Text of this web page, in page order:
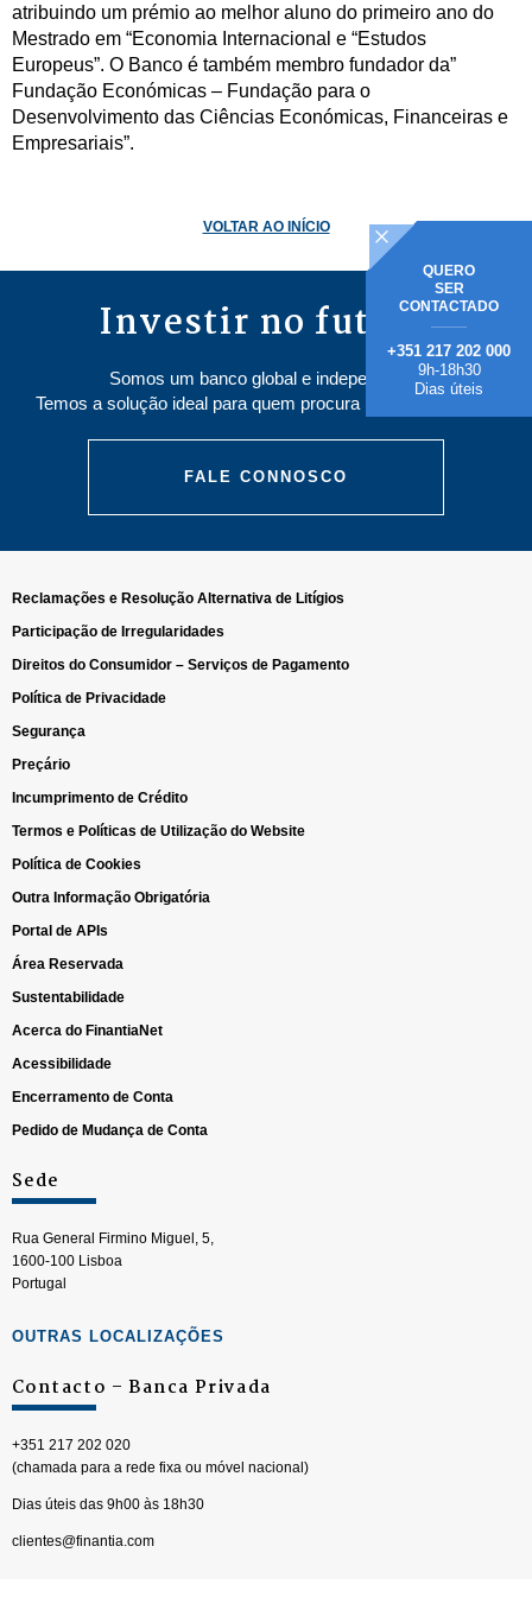
atribuindo um prémio ao melhor aluno do primeiro ano do
Mestrado em “Economia Internacional e “Estudos
Europeus”. O Banco é também membro fundador da”
Fundação Económicas – Fundação para o
Desenvolvimento das Ciências Económicas, Financeiras e
Empresariais”.
VOLTAR AO INÍCIO
Investir no futuro
Somos um banco global e independente.
Temos a solução ideal para quem procura poupar e investir.
FALE CONNOSCO
QUERO
SER
CONTACTADO
+351 217 202 000
9h-18h30
Dias úteis
Reclamações e Resolução Alternativa de Litígios
Participação de Irregularidades
Direitos do Consumidor – Serviços de Pagamento
Política de Privacidade
Segurança
Preçário
Incumprimento de Crédito
Termos e Políticas de Utilização do Website
Política de Cookies
Outra Informação Obrigatória
Portal de APIs
Área Reservada
Sustentabilidade
Acerca do FinantiaNet
Acessibilidade
Encerramento de Conta
Pedido de Mudança de Conta
Sede
Rua General Firmino Miguel, 5,
1600-100 Lisboa
Portugal
OUTRAS LOCALIZAÇÕES
Contacto – Banca Privada
+351 217 202 020
(chamada para a rede fixa ou móvel nacional)
Dias úteis das 9h00 às 18h30
clientes@finantia.com